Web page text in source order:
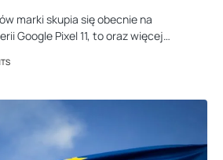
marki skupia się obecnie na
Google Pixel 11, to oraz więcej…